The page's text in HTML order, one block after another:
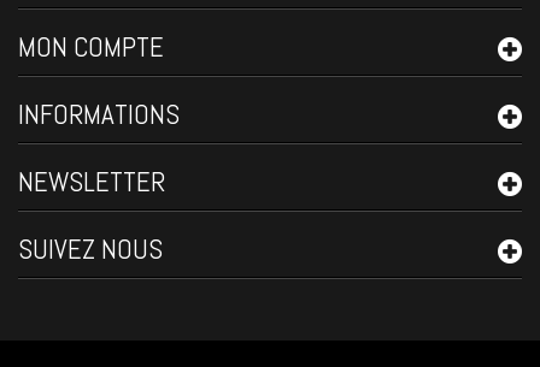
MON COMPTE
INFORMATIONS
NEWSLETTER
SUIVEZ NOUS